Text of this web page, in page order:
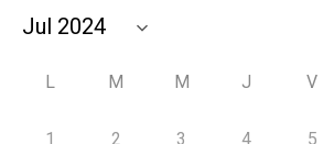
L M M J V
1 2 3 4 5